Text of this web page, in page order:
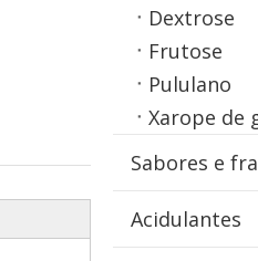
Dextrose
Frutose
Pululano
Xarope de
Sabores e
Acidulantes